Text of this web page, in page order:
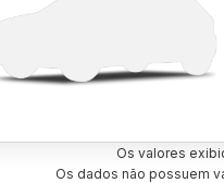
Os valores
Os dados não possuem